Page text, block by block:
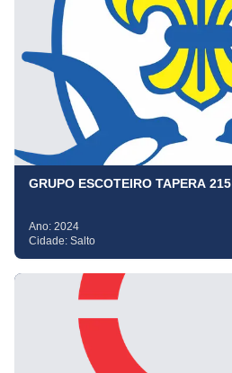
GRUPO ESCOTEIRO TAPERA 215
Ano: 2024
Cidade: Salto